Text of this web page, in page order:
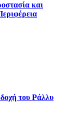
και
του Ράλλυ